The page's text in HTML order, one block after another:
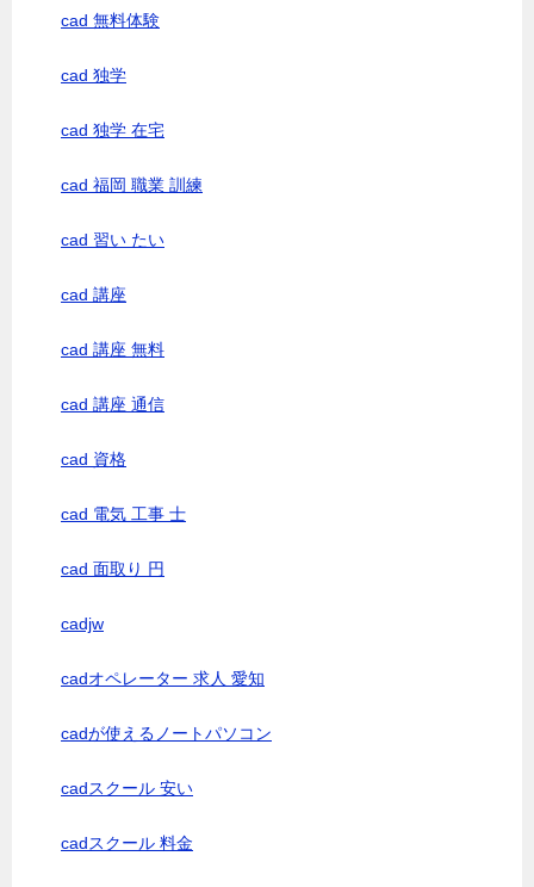
cad 無料体験
cad 独学
cad 独学 在宅
cad 福岡 職業 訓練
cad 習い たい
cad 講座
cad 講座 無料
cad 講座 通信
cad 資格
cad 電気 工事 士
cad 面取り 円
cadjw
cadオペレーター 求人 愛知
cadが使えるノートパソコン
cadスクール 安い
cadスクール 料金